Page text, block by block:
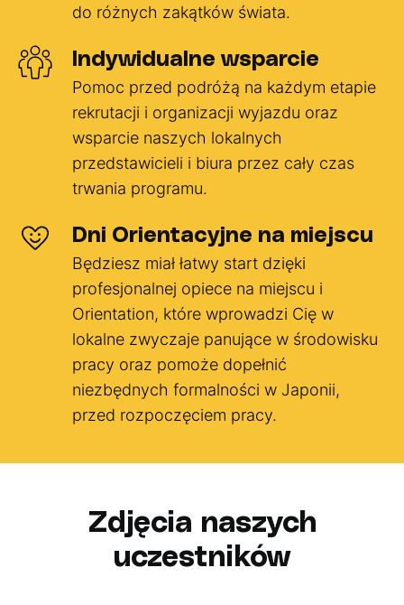
do różnych zakątków świata.
Indywidualne wsparcie
Pomoc przed podróżą na każdym etapie
rekrutacji i organizacji wyjazdu oraz
wsparcie naszych lokalnych
przedstawicieli i biura przez cały czas
trwania programu.
Dni Orientacyjne na miejscu
Będziesz miał łatwy start dzięki
profesjonalnej opiece na miejscu i
Orientation, które wprowadzi Cię w
lokalne zwyczaje panujące w środowisku
pracy oraz pomoże dopełnić
niezbędnych formalności w Japonii,
przed rozpoczęciem pracy.
Zdjęcia naszych
uczestników